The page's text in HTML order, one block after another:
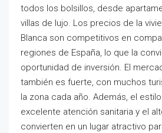
todos los bolsillos, desde
villas de lujo. Los precios de la
Blanca son competitivos en
regiones de España, lo que la
oportunidad de inversión. El
también es fuerte, con muchos
la zona cada año. Además, el
excelente atención sanitaria y el
convierten en un lugar atractivo